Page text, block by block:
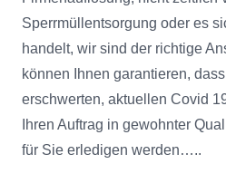
Sperrmüllentsorgung oder es
handelt, wir sind der richtige
können Ihnen garantieren,
erschwerten, aktuellen Covid
Ihren Auftrag in gewohnter
für Sie erledigen werden…..